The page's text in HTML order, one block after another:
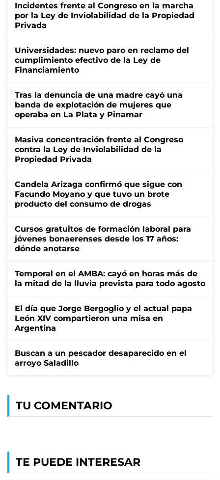
Incidentes frente al Congreso en la marcha
por la Ley de Inviolabilidad de la Propiedad
Privada
Universidades: nuevo paro en reclamo del
cumplimiento efectivo de la Ley de
Financiamiento
Tras la denuncia de una madre cayó una
banda de explotación de mujeres que
operaba en La Plata y Pinamar
Masiva concentración frente al Congreso
contra la Ley de Inviolabilidad de la
Propiedad Privada
Candela Arizaga confirmó que sigue con
Facundo Moyano y que tuvo un brote
producto del consumo de drogas
Cursos gratuitos de formación laboral para
jóvenes bonaerenses desde los 17 años:
dónde anotarse
Temporal en el AMBA: cayó en horas más de
la mitad de la lluvia prevista para todo agosto
El día que Jorge Bergoglio y el actual papa
León XIV compartieron una misa en
Argentina
Buscan a un pescador desaparecido en el
arroyo Saladillo
TU COMENTARIO
TE PUEDE INTERESAR